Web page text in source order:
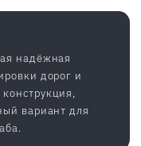
надёжная
дорог и
вариант для